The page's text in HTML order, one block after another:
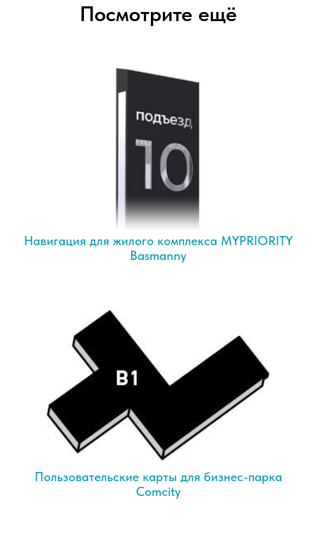
Посмотрите ещё
Навигация для жилого комплекса MYPRIORITY
Basmanny
Пользовательские карты для бизнес-парка
Comcity